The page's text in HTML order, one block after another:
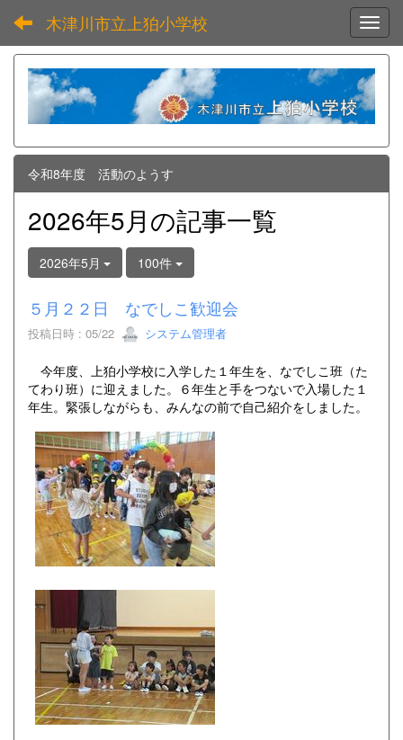
木津川市立上狛小学校
令和8年度 活動のようす
2026年5月の記事一覧
2026年5月 100件
５月２２日 なでしこ歓迎会
投稿日時 : 05/22 システム管理者
今年度、上狛小学校に入学した１年生を、なでしこ班（た
てわり班）に迎えました。６年生と手をつないで入場した１
年生。緊張しながらも、みんなの前で自己紹介をしました。